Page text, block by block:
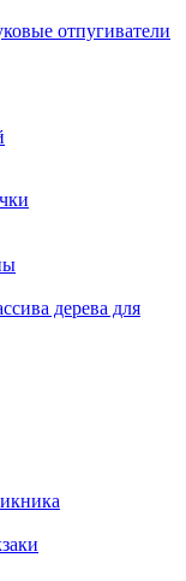
отпугиватели
дерева для